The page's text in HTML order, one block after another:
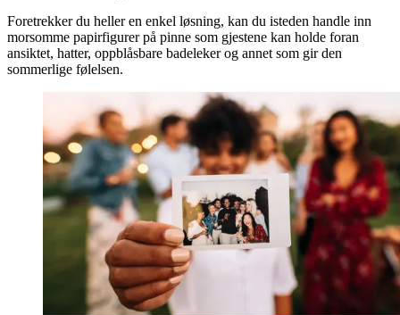
Foretrekker du heller en enkel løsning, kan du isteden handle inn
morsomme papirfigurer på pinne som gjestene kan holde foran
ansiktet, hatter, oppblåsbare badeleker og annet som gir den
sommerlige følelsen.